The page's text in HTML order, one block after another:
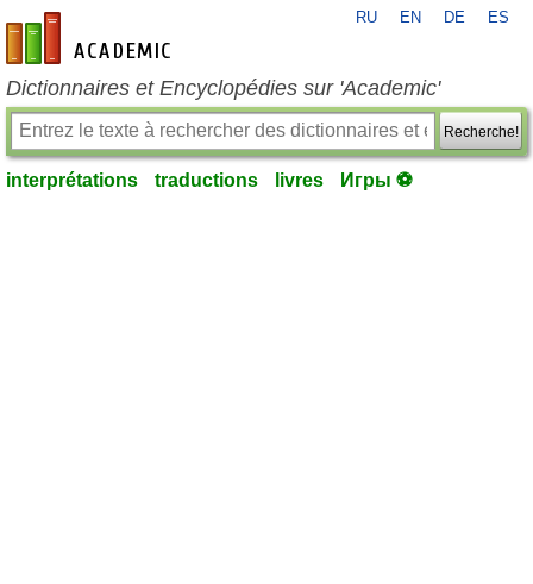
fr-academic.com
RU EN DE ES
Dictionnaires et Encyclopédies sur 'Academic'
Recherche!
interprétations traductions livres Игры ⚽